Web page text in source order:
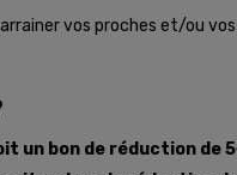
vos proches et/ou
un bon de réduction de